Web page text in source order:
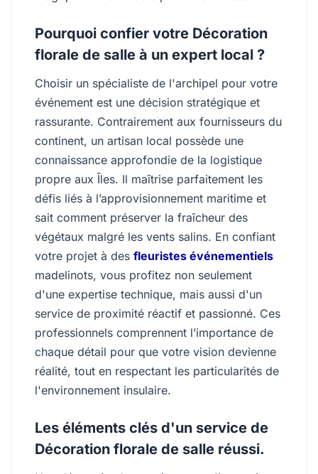
Pourquoi confier votre Décoration
florale de salle à un expert local ?
Choisir un spécialiste de l'archipel pour votre
événement est une décision stratégique et
rassurante. Contrairement aux fournisseurs du
continent, un artisan local possède une
connaissance approfondie de la logistique
propre aux Îles. Il maîtrise parfaitement les
défis liés à l’approvisionnement maritime et
sait comment préserver la fraîcheur des
végétaux malgré les vents salins. En confiant
votre projet à des fleuristes événementiels
madelinots, vous profitez non seulement
d'une expertise technique, mais aussi d'un
service de proximité réactif et passionné. Ces
professionnels comprennent l’importance de
chaque détail pour que votre vision devienne
réalité, tout en respectant les particularités de
l'environnement insulaire.
Les éléments clés d'un service de
Décoration florale de salle réussi.